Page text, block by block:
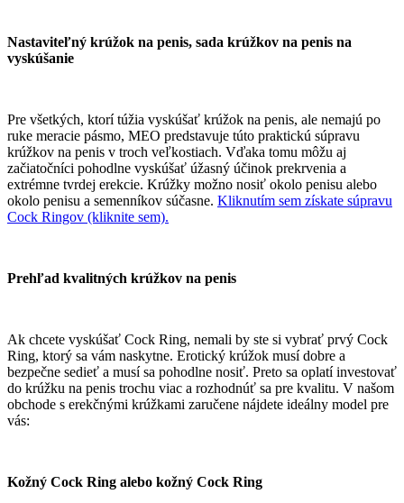
Nastaviteľný krúžok na penis, sada krúžkov na penis na
vyskúšanie
Pre všetkých, ktorí túžia vyskúšať krúžok na penis, ale nemajú po
ruke meracie pásmo, MEO predstavuje túto praktickú súpravu
krúžkov na penis v troch veľkostiach. Vďaka tomu môžu aj
začiatočníci pohodlne vyskúšať úžasný účinok prekrvenia a
extrémne tvrdej erekcie. Krúžky možno nosiť okolo penisu alebo
okolo penisu a semenníkov súčasne. Kliknutím sem získate súpravu
Cock Ringov (kliknite sem).
Prehľad kvalitných krúžkov na penis
Ak chcete vyskúšať Cock Ring, nemali by ste si vybrať prvý Cock
Ring, ktorý sa vám naskytne. Erotický krúžok musí dobre a
bezpečne sedieť a musí sa pohodlne nosiť. Preto sa oplatí investovať
do krúžku na penis trochu viac a rozhodnúť sa pre kvalitu. V našom
obchode s erekčnými krúžkami zaručene nájdete ideálny model pre
vás:
Kožný Cock Ring alebo kožný Cock Ring